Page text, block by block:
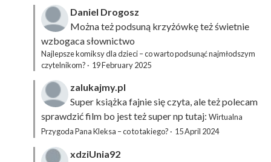
Daniel Drogosz
Można też podsuną krzyżówkęteż świetnie
wzbogaca słownictwo
Najlepsze komiksy dla dzieci – co warto podsunąć najmłodszym
czytelnikom? · 19 February 2025
zalukajmy.pl
Super książka fajnie się czyta, ale też polecam
sprawdzić film bo jest też super np tutaj: Wirtualna
Przygoda Pana Kleksa – co to takiego? · 15 April 2024
xdziUnia92